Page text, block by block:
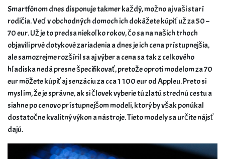
Smartfónom dnes disponuje takmer každý, možno aj vaši starí
rodičia. Veď v obchodných domoch ich dokážete kúpiť už za 50 –
70 eur. Už je to predsa niekoľko rokov, čo sa na našich trhoch
objavili prvé dotykové zariadenia a dnes je ich cena prístupnejšia,
ale samozrejme rozšíril sa aj výber a cena sa tak z celkového
hľadiska nedá presne špecifikovať, pretože oproti modelom za 70
eur môžete kúpiť aj senzáciu za cca 1 100 eur od Appleu. Preto si
myslím, že je správne, ak si človek vyberie tú zlatú strednú cestu a
siahne po cenovo prístupnejšom modeli, ktorý by však ponúkal
dostatočne kvalitný výkon a nástroje. Tieto modely sa určite nájsť
dajú.